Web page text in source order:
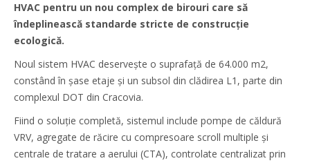
HVAC pentru un nou complex de birouri care să
îndeplinească standarde stricte de construcție
ecologică.
Noul sistem HVAC deservește o suprafață de 64.000 m2,
constând în șase etaje și un subsol din clădirea L1, parte din
complexul DOT din Cracovia.
Fiind o soluție completă, sistemul include pompe de căldură
VRV, agregate de răcire cu compresoare scroll multiple și
centrale de tratare a aerului (CTA), controlate centralizat prin